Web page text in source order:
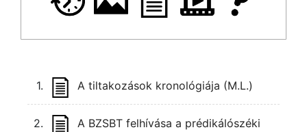
1. A tiltakozások kronológiája (M.L.)
2.
A BZSBT felhívása a prédikálószéki